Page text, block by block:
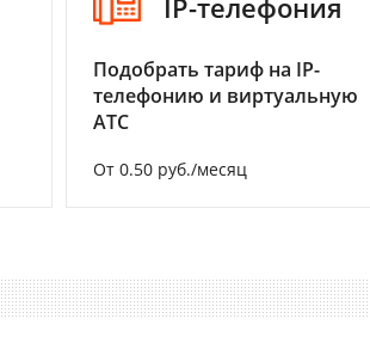
IP-телефония
Подобрать тариф на IP-
телефонию и виртуальную
АТС
От 0.50 руб./месяц